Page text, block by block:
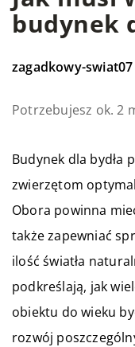
budynek
zagadkowy-swiat
Potrzebujesz ok. 2
Budynek dla bydła
zwierzętom
Obora powinna
także zapewniać
ilość światła
podkreślają, jak
obiektu do wieku
rozwój